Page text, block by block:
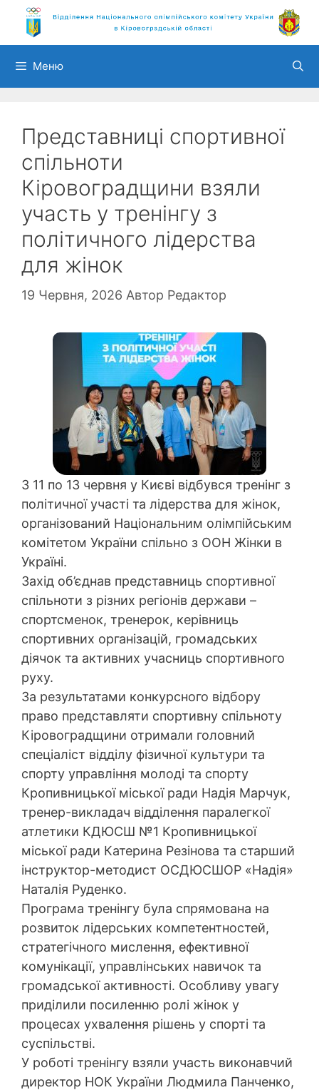
Перейти
вмісту
Меню
Представниці спортивної
спільноти
Кіровоградщини взяли
участь у тренінгу з
політичного лідерства
для жінок
19 Червня, 2026 Автор Редактор
З 11 по 13 червня у Києві відбувся тренінг з
політичної участі та лідерства для жінок,
організований Національним олімпійським
комітетом України спільно з ООН Жінки в
Україні.
Захід об’єднав представниць спортивної
спільноти з різних регіонів держави –
спортсменок, тренерок, керівниць
спортивних організацій, громадських
діячок та активних учасниць спортивного
руху.
За результатами конкурсного відбору
право представляти спортивну спільноту
Кіровоградщини отримали головний
спеціаліст відділу фізичної культури та
спорту управління молоді та спорту
Кропивницької міської ради Надія Марчук,
тренер-викладач відділення паралегкої
атлетики КДЮСШ №1 Кропивницької
міської ради Катерина Резінова та старший
інструктор-методист ОСДЮСШОР «Надія»
Наталія Руденко.
Програма тренінгу була спрямована на
розвиток лідерських компетентностей,
стратегічного мислення, ефективної
комунікації, управлінських навичок та
громадської активності. Особливу увагу
приділили посиленню ролі жінок у
процесах ухвалення рішень у спорті та
суспільстві.
У роботі тренінгу взяли участь виконавчий
директор НОК України Людмила Панченко,